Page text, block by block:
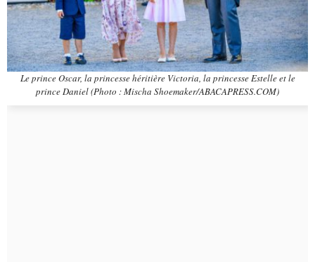
Le prince Oscar, la princesse héritière Victoria, la princesse Estelle et le
prince Daniel (Photo : Mischa Shoemaker/ABACAPRESS.COM)